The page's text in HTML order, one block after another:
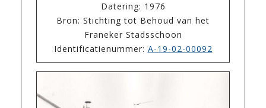
Datering: 1976
Bron: Stichting tot Behoud van het
Franeker Stadsschoon
Identificatienummer: A-19-02-00092